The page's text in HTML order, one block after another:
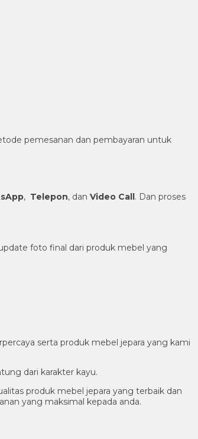
pemesanan dan pembayaran untuk
, Telepon, dan Video Call. Dan proses
foto final dari produk mebel yang
serta produk mebel jepara yang kami
dari karakter kayu.
produk mebel jepara yang terbaik dan
yang maksimal kepada anda.